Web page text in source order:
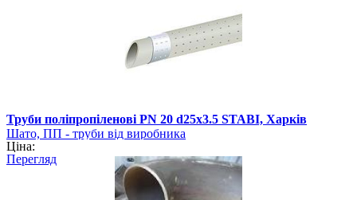
Труби поліпропіленові PN 20 d25х3.5 STABI, Харків
Шато, ПП - труби від виробника
Ціна:
Перегляд